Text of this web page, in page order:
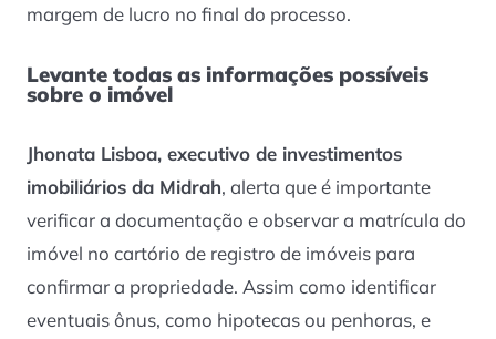
margem de lucro no final do processo.
Levante todas as informações possíveis
sobre o imóvel
Jhonata Lisboa, executivo de investimentos
imobiliários da Midrah, alerta que é importante
verificar a documentação e observar a matrícula do
imóvel no cartório de registro de imóveis para
confirmar a propriedade. Assim como identificar
eventuais ônus, como hipotecas ou penhoras, e